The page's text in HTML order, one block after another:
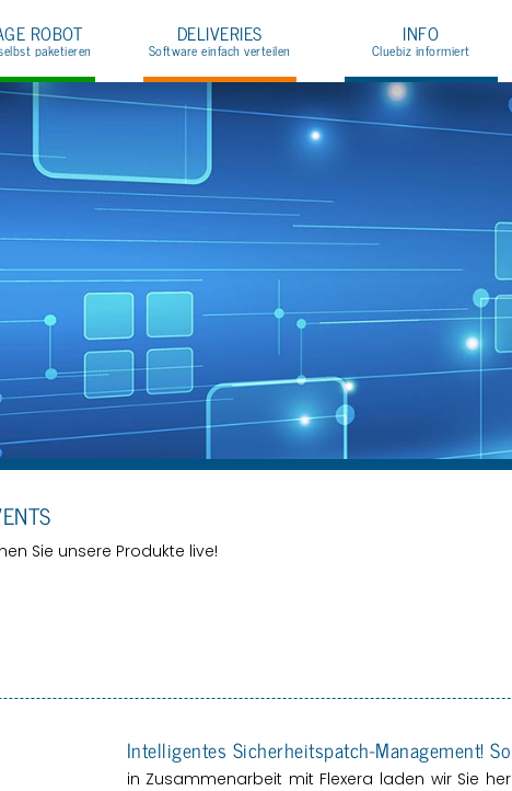
ROBOT
pa­ke­tie­ren
DE­LI­VE­RIES
Soft­ware ein­fach ver­tei­len
INFO
Clue­biz in­for­miert
Clue­biz News
Sie un­se­re Pro­duk­te live!
In­tel­li­gen­tes Si­cher­heits­patch-Ma­nage­ment!
in Zu­sam­men­ar­beit mit Fle­x­e­ra laden wir Sie